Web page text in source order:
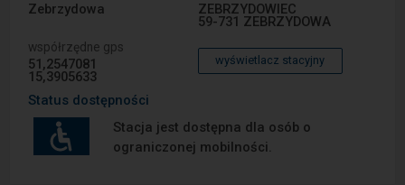
Zebrzydowa ZEBRZYDOWIEC
59-731 ZEBRZYDOWA
współrzędne gps
51,2547081
15,3905633
wyświetlacz stacyjny
Status dostępności
Stacja jest dostępna dla osób o
ograniczonej mobilności.